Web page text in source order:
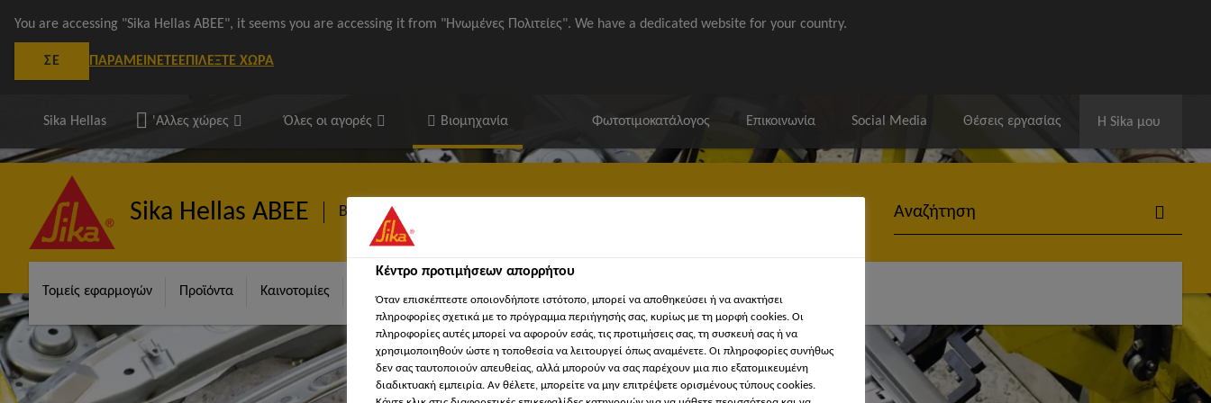
You are accessing "Sika Hellas ΑΒΕΕ", it seems you are accessing it from "Ηνωμένες Πολιτείες". We have a dedicated website for your country.
ΣΕ ΠΑΡΑΜΕΊΝΕΤΕΕΠΙΛΈΞΤΕ ΧΏΡΑ
Sika Hellas 'Αλλες χώρες Όλες οι αγορές Βιομηχανία Φωτοτιμοκατάλογος Επικοινωνία Social Media Θέσεις εργασίας Η Sika μου
Sika Hellas ΑΒΕΕ Βιομηχανία τομείς
Τομείς εφαρμογών Προϊόντα Καινοτομίες
Κέντρο προτιμήσεων απορρήτου
Όταν επισκέπτεστε οποιονδήποτε ιστότοπο, μπορεί να αποθηκεύσει ή να ανακτήσει
πληροφορίες σχετικά με το πρόγραμμα περιήγησής σας, κυρίως με τη μορφή cookies. Οι
πληροφορίες αυτές μπορεί να αφορούν εσάς, τις προτιμήσεις σας, τη συσκευή σας ή να
χρησιμοποιηθούν ώστε η τοποθεσία να λειτουργεί όπως αναμένετε. Οι πληροφορίες συνήθως
δεν σας ταυτοποιούν απευθείας, αλλά μπορούν να σας παρέχουν μια πιο εξατομικευμένη
διαδικτυακή εμπειρία. Αν θέλετε, μπορείτε να μην επιτρέψετε ορισμένους τύπους cookies.